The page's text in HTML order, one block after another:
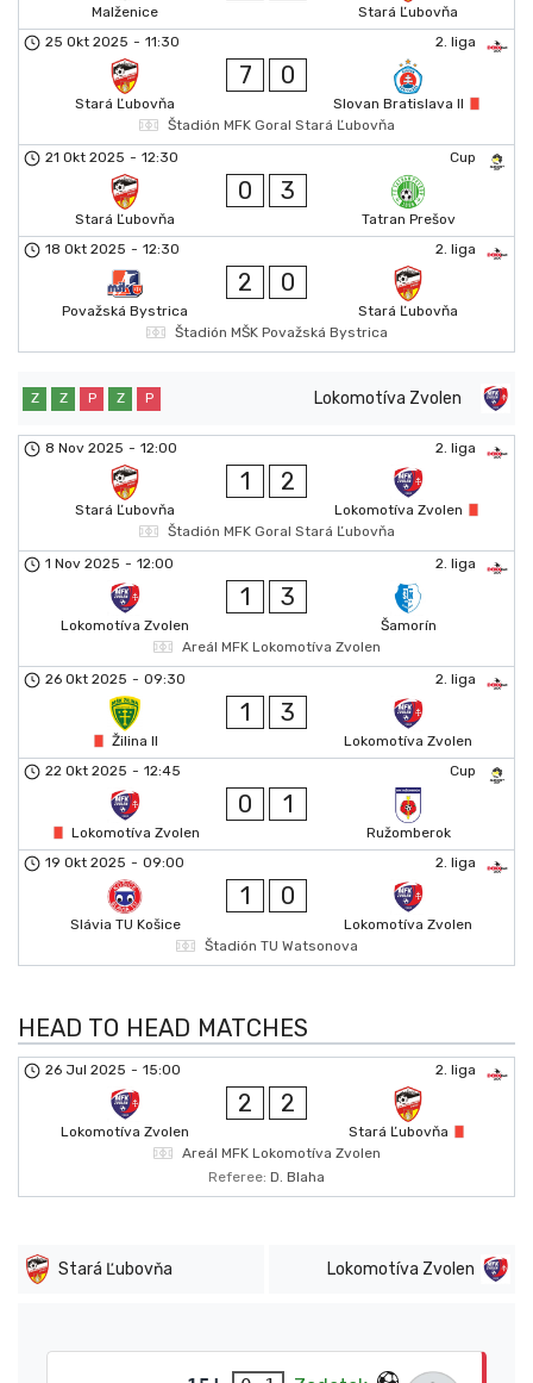
Malženice
Stará Ľubovňa
2. liga
25 Okt 2025 - 11:30
Stará Ľubovňa
7 0
Slovan Bratislava II
Štadión MFK Goral Stará Ľubovňa
Cup
21 Okt 2025 - 12:30
Stará Ľubovňa
0 3
Tatran Prešov
2. liga
18 Okt 2025 - 12:30
Považská Bystrica
2 0
Stará Ľubovňa
Štadión MŠK Považská Bystrica
Lokomotíva Zvolen
Z Z P Z P
2. liga
8 Nov 2025 - 12:00
Stará Ľubovňa
1 2
Lokomotíva Zvolen
Štadión MFK Goral Stará Ľubovňa
2. liga
1 Nov 2025 - 12:00
Lokomotíva Zvolen
1 3
Šamorín
Areál MFK Lokomotíva Zvolen
2. liga
26 Okt 2025 - 09:30
Žilina II
1 3
Lokomotíva Zvolen
Cup
22 Okt 2025 - 12:45
Lokomotíva Zvolen
0 1
Ružomberok
2. liga
19 Okt 2025 - 09:00
Slávia TU Košice
1 0
Lokomotíva Zvolen
Štadión TU Watsonova
HEAD TO HEAD MATCHES
2. liga
26 Jul 2025 - 15:00
Lokomotíva Zvolen
2 2
Stará Ľubovňa
Areál MFK Lokomotíva Zvolen
Referee: D. Blaha
Stará Ľubovňa Lokomotíva Zvolen